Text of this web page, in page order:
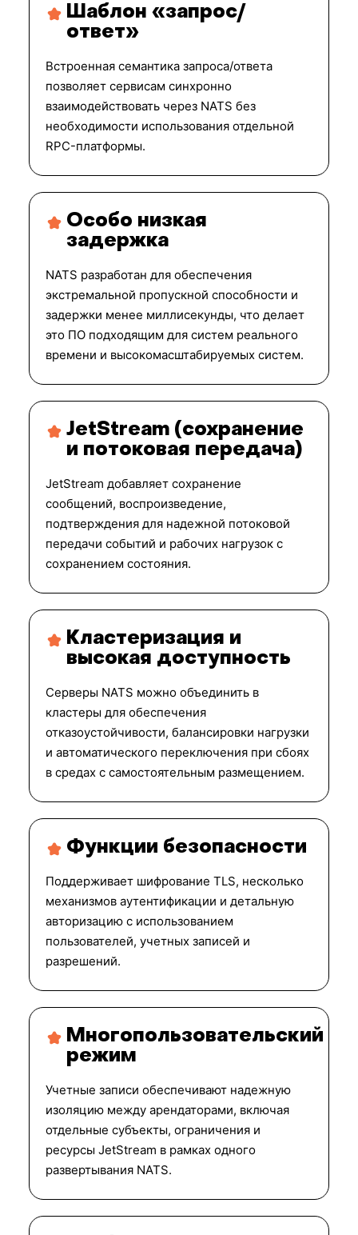
Шаблон «запрос/
ответ»
Встроенная семантика запроса/ответа
позволяет сервисам синхронно
взаимодействовать через NATS без
необходимости использования отдельной
RPC-платформы.
Особо низкая
задержка
NATS разработан для обеспечения
экстремальной пропускной способности и
задержки менее миллисекунды, что делает
это ПО подходящим для систем реального
времени и высокомасштабируемых систем.
JetStream (сохранение
и потоковая передача)
JetStream добавляет сохранение
сообщений, воспроизведение,
подтверждения для надежной потоковой
передачи событий и рабочих нагрузок с
сохранением состояния.
Кластеризация и
высокая доступность
Серверы NATS можно объединить в
кластеры для обеспечения
отказоустойчивости, балансировки нагрузки
и автоматического переключения при сбоях
в средах с самостоятельным размещением.
Функции безопасности
Поддерживает шифрование TLS, несколько
механизмов аутентификации и детальную
авторизацию с использованием
пользователей, учетных записей и
разрешений.
Многопользовательский
режим
Учетные записи обеспечивают надежную
изоляцию между арендаторами, включая
отдельные субъекты, ограничения и
ресурсы JetStream в рамках одного
развертывания NATS.